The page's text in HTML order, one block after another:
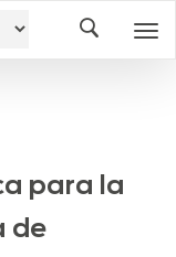
para la
de